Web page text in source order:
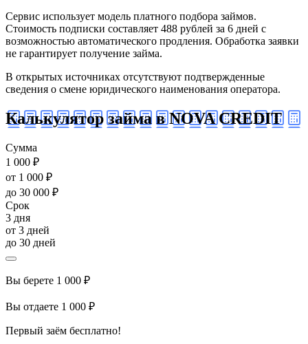
Сервис использует модель платного подбора займов.
Стоимость подписки составляет 488 рублей за 6 дней с
возможностью автоматического продления. Обработка заявки
не гарантирует получение займа.
В открытых источниках отсутствуют подтвержденные
сведения о смене юридического наименования оператора.
Калькулятор займа в NOVA CREDIT
Сумма
1 000 ₽
от 1 000 ₽
до 30 000 ₽
Срок
3 дня
от 3 дней
до 30 дней
Вы берете 1 000 ₽
Вы отдаете 1 000 ₽
Первый заём бесплатно!